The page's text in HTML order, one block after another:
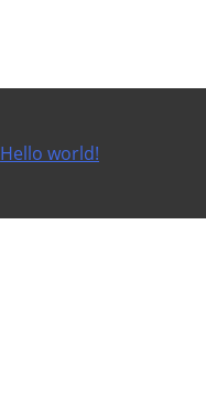
Hello world!